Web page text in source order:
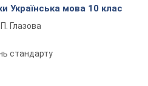
Українська мова 10 клас
Глазова
стандарту